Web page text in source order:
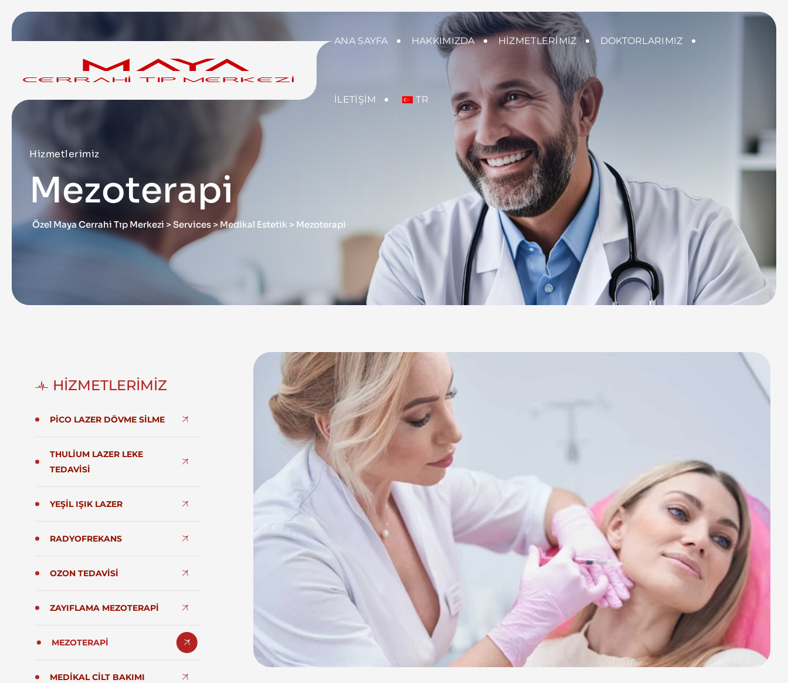
ANA SAYFA HAKKIMIZDA HIZMETLERIMIZ DOKTORLARIMIZ
İLETIŞIM TR
Hizmetlerimiz
Mezoterapi
Özel Maya Cerrahi Tıp Merkezi > Services > Medikal Estetik > Mezoterapi
HİZMETLERİMİZ
PICO LAZER DÖVME SILME
THULIUM LAZER LEKE
TEDAVISI
YEŞIL IŞIK LAZER
RADYOFREKANS
OZON TEDAVISI
ZAYIFLAMA MEZOTERAPI
MEZOTERAPI
MEDIKAL CILT BAKIMI